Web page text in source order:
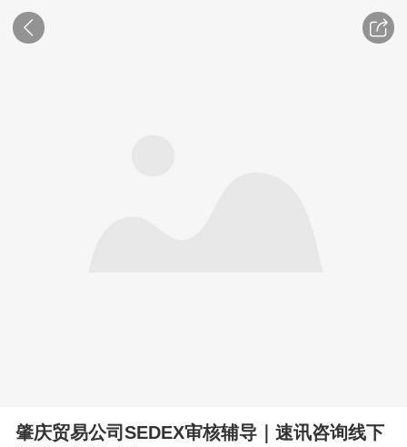
肇庆贸易公司SEDEX审核辅导｜速讯咨询线下